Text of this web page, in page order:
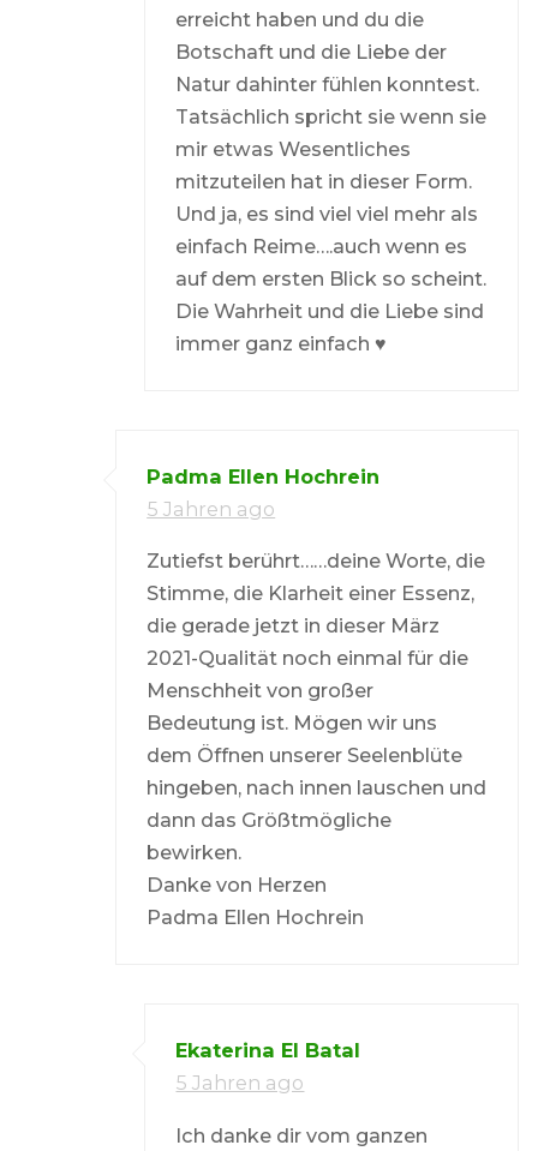
erreicht haben und du die
Botschaft und die Liebe der
Natur dahinter fühlen konntest.
Tatsächlich spricht sie wenn sie
mir etwas Wesentliches
mitzuteilen hat in dieser Form.
Und ja, es sind viel viel mehr als
einfach Reime….auch wenn es
auf dem ersten Blick so scheint.
Die Wahrheit und die Liebe sind
immer ganz einfach ♥
Padma Ellen Hochrein
5 Jahren ago
Zutiefst berührt……deine Worte, die
Stimme, die Klarheit einer Essenz,
die gerade jetzt in dieser März
2021-Qualität noch einmal für die
Menschheit von großer
Bedeutung ist. Mögen wir uns
dem Öffnen unserer Seelenblüte
hingeben, nach innen lauschen und
dann das Größtmögliche
bewirken.
Danke von Herzen
Padma Ellen Hochrein
Ekaterina El Batal
5 Jahren ago
Ich danke dir vom ganzen